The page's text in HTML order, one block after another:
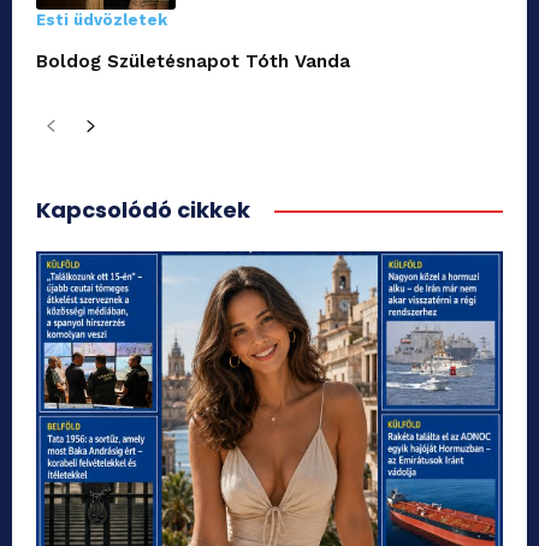
Esti üdvözletek
Boldog Születésnapot Tóth Vanda
Kapcsolódó cikkek